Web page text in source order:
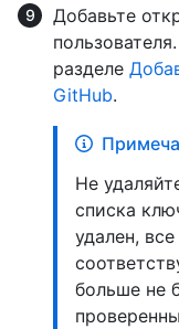
Добавьте
разделе
GitHub.
Не
списка
удален,
больше не